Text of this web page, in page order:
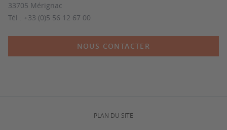
33705 Mérignac
Tél : +33 (0)5 56 12 67 00
NOUS CONTACTER
PLAN DU SITE